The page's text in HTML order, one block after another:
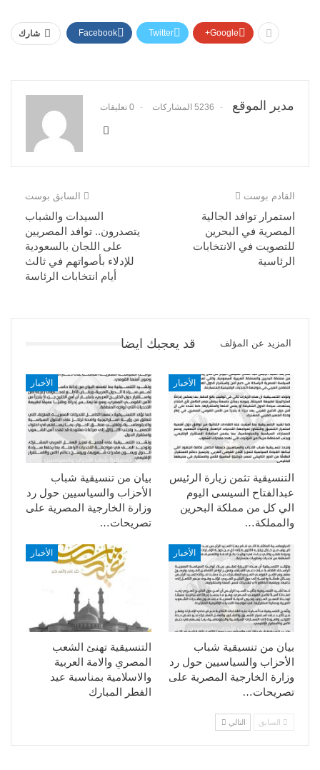
شارك Facebook Twitter Google+
مدير الموقع 5236 المشاركات 0 تعليقات
السابق بوست
السيدات والشباب
يتصدرون.. توافد المصريين
على اللجان بالسعودية
للإدلاء بأصواتهم في ثالث
أيام انتخابات الرئاسة
القادم بوست
استمرار توافد الجالية
المصرية في البحرين
للتصويت في الانتخابات
الرئاسية
قد يعجبك ايضا المزيد عن المؤلف
الأخبار
بيان من تنسيقية شباب
الأحزاب والسياسيين حول رد
وزارة الخارجية المصرية على
تصريحات…
الأخبار
التنسيقية تثمن زيارة الرئيس
عبدالفتاح السيسى اليوم
الي كل من مملكة البحرين
والمملكة…
الأخبار
التنسيقية تهنئ الشعب
المصري والامة العربية
والاسلامية بمناسبة عيد
الفطر المبارك
الأخبار
بيان من تنسيقية شباب
الأحزاب والسياسيين حول رد
وزارة الخارجية المصرية على
تصريحات…
السابق التالي